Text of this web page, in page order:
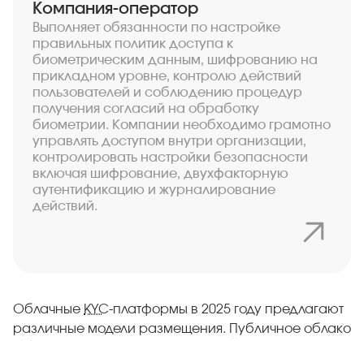
Компания-оператор
Выполняет обязанности по настройке
правильных политик доступа к
биометрическим данным, шифрованию на
прикладном уровне, контролю действий
пользователей и соблюдению процедур
получения согласий на обработку
биометрии. Компании необходимо грамотно
управлять доступом внутри организации,
контролировать настройки безопасности
включая шифрование, двухфакторную
аутентификацию и журналирование
действий.
Облачные KYC-платформы в 2025 году предлагают
различные модели размещения. Публичное облако